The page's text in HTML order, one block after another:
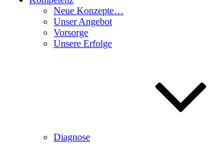
Neue Konzepte…
Unser Angebot
Vorsorge
Unsere Erfolge
Diagnose